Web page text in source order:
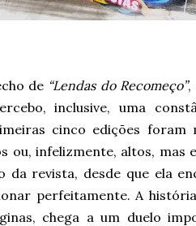
de “Lendas do Recomeço”,
inclusive, uma
cinco edições foram
ou, infelizmente, altos, mas
revista, desde que ela
perfeitamente. A
chega a um duelo